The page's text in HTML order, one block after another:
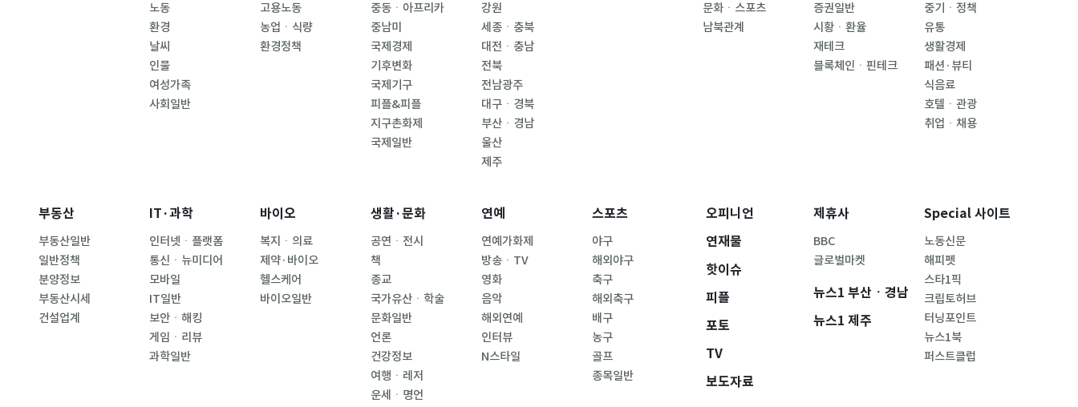
노동
환경
날씨
인물
여성가족
사회일반
고용노동
농업ㆍ식량
환경정책
중동ㆍ아프리카
중남미
국제경제
기후변화
국제기구
피플&피플
지구촌화제
국제일반
강원
세종ㆍ충북
대전ㆍ충남
전북
전남광주
대구ㆍ경북
부산ㆍ경남
울산
제주
문화ㆍ스포츠
남북관계
증권일반
시황ㆍ환율
재테크
블록체인ㆍ핀테크
중기ㆍ정책
유통
생활경제
패션·뷰티
식음료
호텔ㆍ관광
취업ㆍ채용
부동산
부동산일반
일반정책
분양정보
부동산시세
건설업계
IT·과학
인터넷ㆍ플랫폼
통신ㆍ뉴미디어
모바일
IT일반
보안ㆍ해킹
게임ㆍ리뷰
과학일반
바이오
복지ㆍ의료
제약·바이오
헬스케어
바이오일반
생활·문화
공연ㆍ전시
책
종교
국가유산ㆍ학술
문화일반
언론
건강정보
여행ㆍ레저
운세ㆍ명언
연예
연예가화제
방송ㆍTV
영화
음악
해외연예
인터뷰
N스타일
스포츠
야구
해외야구
축구
해외축구
배구
농구
골프
종목일반
오피니언
연재물
핫이슈
피플
포토
TV
보도자료
제휴사
BBC
글로벌마켓
뉴스1 부산ㆍ경남
뉴스1 제주
Special 사이트
노동신문
해피펫
스타1픽
크립토허브
터닝포인트
뉴스1북
퍼스트클럽